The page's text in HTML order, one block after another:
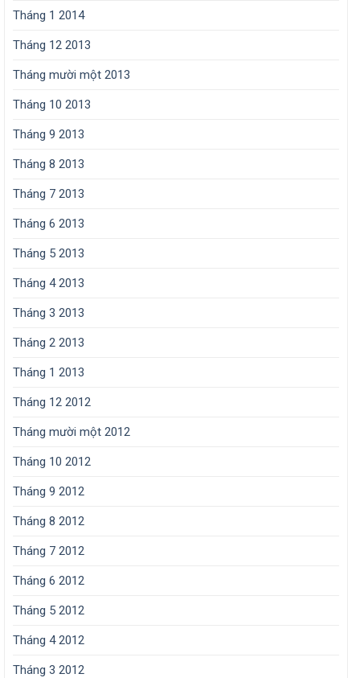
Tháng 1 2014
Tháng 12 2013
Tháng mười một 2013
Tháng 10 2013
Tháng 9 2013
Tháng 8 2013
Tháng 7 2013
Tháng 6 2013
Tháng 5 2013
Tháng 4 2013
Tháng 3 2013
Tháng 2 2013
Tháng 1 2013
Tháng 12 2012
Tháng mười một 2012
Tháng 10 2012
Tháng 9 2012
Tháng 8 2012
Tháng 7 2012
Tháng 6 2012
Tháng 5 2012
Tháng 4 2012
Tháng 3 2012